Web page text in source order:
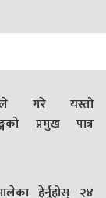
गरे यस्तो
प्रमुख पात्र
हेर्नुहोस् २४